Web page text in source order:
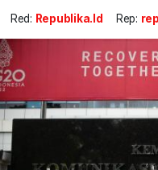
Red: Republika.id Rep: